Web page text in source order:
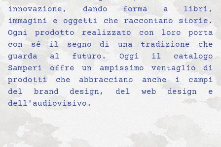
innovazione, dando forma a libri,
immagini e oggetti che raccontano storie.
Ogni prodotto realizzato con loro porta
con sé il segno di una tradizione che
guarda al futuro. Oggi il catalogo
Samperi offre un ampissimo ventaglio di
prodotti che abbracciano anche i campi
del brand design, del web design e
dell'audiovisivo.